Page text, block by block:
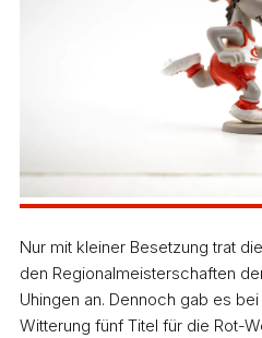
Nur mit kleiner Besetzung trat
den Regionalmeisterschaften
Uhingen an. Dennoch gab es
Witterung fünf Titel für die Rot-